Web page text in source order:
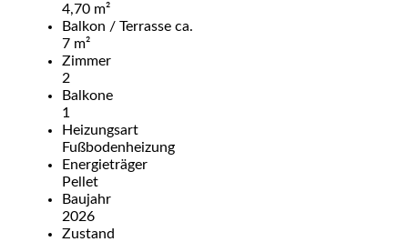
4,70 m²
Balkon / Terrasse ca.
7 m²
Zimmer
2
Balkone
1
Heizungsart
Fußbodenheizung
Energieträger
Pellet
Baujahr
2026
Zustand